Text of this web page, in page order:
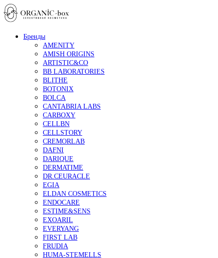
Бренды
AMENITY
AMISH ORIGINS
ARTISTIC&CO
BB LABORATORIES
BLITHE
BOTONIX
BOLCA
CANTABRIA LABS
CARBOXY
CELLBN
CELLSTORY
CREMORLAB
DAFNI
DARIQUE
DERMATIME
DR.CEURACLE
EGIA
ELDAN COSMETICS
ENDOCARE
ESTIME&SENS
EXOARIL
EVERYANG
FIRST LAB
FRUDIA
HUMA-STEMELLS